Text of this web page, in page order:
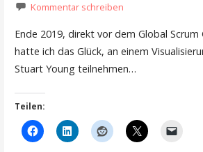
Kommentar schreiben
Ende 2019, direkt vor dem Global Scrum
hatte ich das Glück, an einem
Stuart Young teilnehmen…
Teilen: